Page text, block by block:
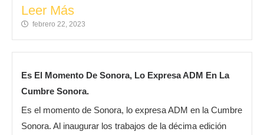
Leer Más
febrero 22, 2023
Es El Momento De Sonora, Lo Expresa ADM En La
Cumbre Sonora.
Es el momento de Sonora, lo expresa ADM en la Cumbre
Sonora. Al inaugurar los trabajos de la décima edición